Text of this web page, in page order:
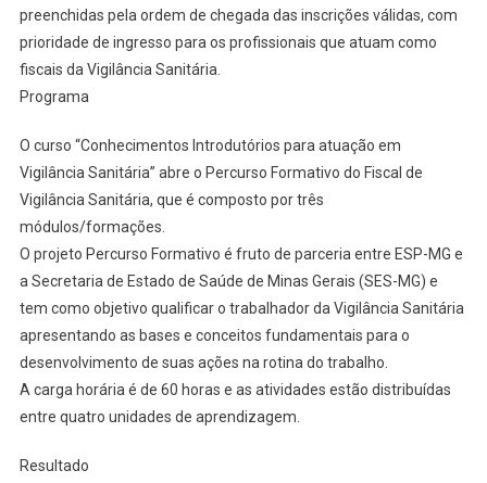
preenchidas pela ordem de chegada das inscrições válidas, com
prioridade de ingresso para os profissionais que atuam como
fiscais da Vigilância Sanitária.
Programa
O curso “Conhecimentos Introdutórios para atuação em
Vigilância Sanitária” abre o Percurso Formativo do Fiscal de
Vigilância Sanitária, que é composto por três
módulos/formações.
O projeto Percurso Formativo é fruto de parceria entre ESP-MG e
a Secretaria de Estado de Saúde de Minas Gerais (SES-MG) e
tem como objetivo qualificar o trabalhador da Vigilância Sanitária
apresentando as bases e conceitos fundamentais para o
desenvolvimento de suas ações na rotina do trabalho.
A carga horária é de 60 horas e as atividades estão distribuídas
entre quatro unidades de aprendizagem.
Resultado